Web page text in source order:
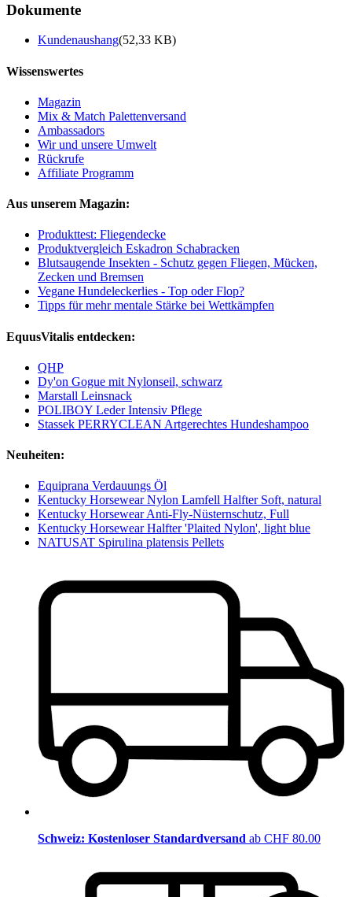
Dokumente
Kundenaushang(52,33 KB)
Wissenswertes
Magazin
Mix & Match Palettenversand
Ambassadors
Wir und unsere Umwelt
Rückrufe
Affiliate Programm
Aus unserem Magazin:
Produkttest: Fliegendecke
Produktvergleich Eskadron Schabracken
Blutsaugende Insekten - Schutz gegen Fliegen, Mücken,
Zecken und Bremsen
Vegane Hundeleckerlies - Top oder Flop?
Tipps für mehr mentale Stärke bei Wettkämpfen
EquusVitalis entdecken:
QHP
Dy'on Gogue mit Nylonseil, schwarz
Marstall Leinsnack
POLIBOY Leder Intensiv Pflege
Stassek PERRYCLEAN Artgerechtes Hundeshampoo
Neuheiten:
Equiprana Verdauungs Öl
Kentucky Horsewear Nylon Lamfell Halfter Soft, natural
Kentucky Horsewear Anti-Fly-Nüsternschutz, Full
Kentucky Horsewear Halfter 'Plaited Nylon', light blue
NATUSAT Spirulina platensis Pellets
Schweiz: Kostenloser Standardversand ab CHF 80.00